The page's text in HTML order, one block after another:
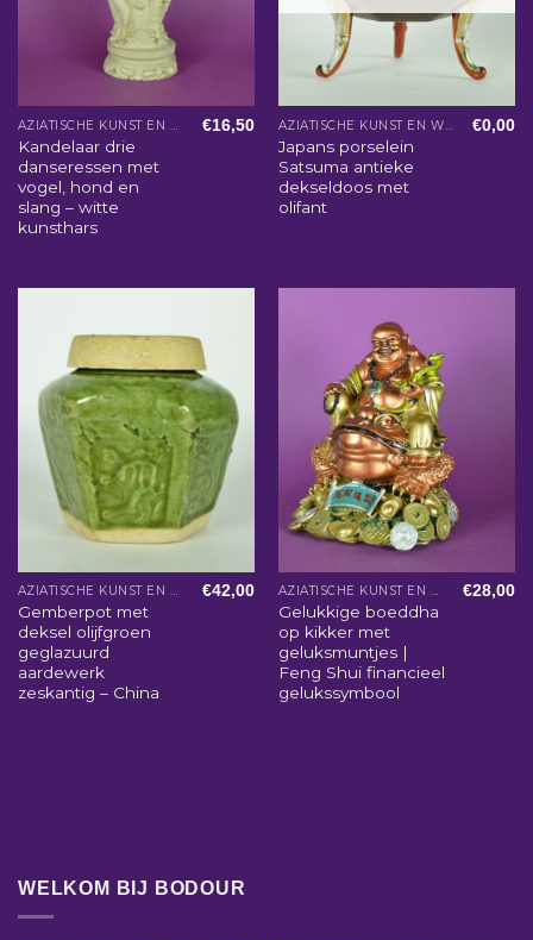
AZIATISCHE KUNST EN WOONACCESSOIRES
Kandelaar drie
danseressen met
vogel, hond en
slang – witte
kunsthars
€16,50 AZIATISCHE KUNST EN WOONACCESSOIRES
Japans porselein
Satsuma antieke
dekseldoos met
olifant
€0,00
AZIATISCHE KUNST EN WOONACCESSOIRES
Gemberpot met
deksel olijfgroen
geglazuurd
aardewerk
zeskantig – China
€42,00 AZIATISCHE KUNST EN WOONACCESSOIRES
Gelukkige boeddha
op kikker met
geluksmuntjes |
Feng Shui financieel
gelukssymbool
€28,00
WELKOM BIJ BODOUR